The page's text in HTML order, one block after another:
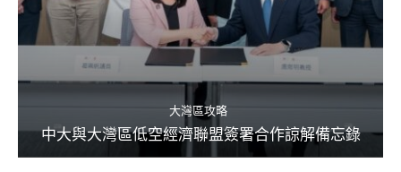
大灣區攻略
中大與大灣區低空經濟聯盟簽署合作諒解備忘錄